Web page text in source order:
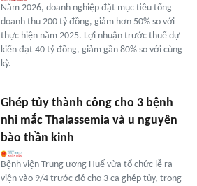
Năm 2026, doanh nghiệp đặt mục tiêu tổng
doanh thu 200 tỷ đồng, giảm hơn 50% so với
thực hiện năm 2025. Lợi nhuận trước thuế dự
kiến đạt 40 tỷ đồng, giảm gần 80% so với cùng
kỳ.
Ghép tủy thành công cho 3 bệnh
nhi mắc Thalassemia và u nguyên
bào thần kinh
Bệnh viện Trung ương Huế vừa tổ chức lễ ra
viện vào 9/4 trước đó cho 3 ca ghép tủy, trong